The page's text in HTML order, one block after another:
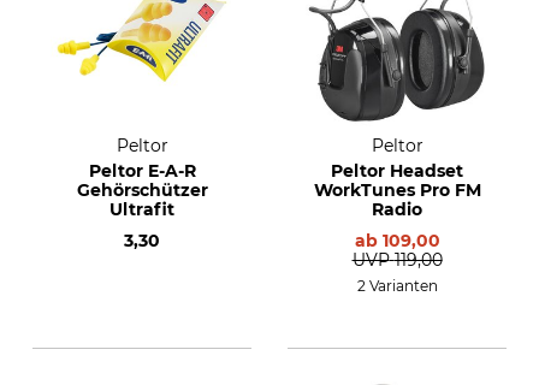
Peltor
Peltor E-A-R
Gehörschützer
Ultrafit
3,30
Peltor
Peltor Headset
WorkTunes Pro FM
Radio
ab 109,00
UVP 119,00
2 Varianten